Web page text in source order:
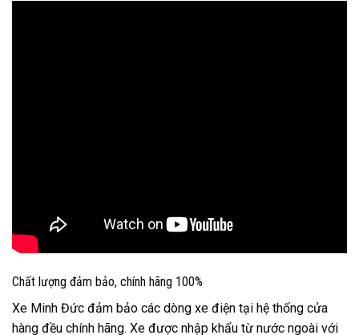
Chất lượng đảm bảo, chính hãng 100%
Xe Minh Đức đảm bảo các dòng xe điện tại hệ thống cửa
hàng đều chính hãng. Xe được nhập khẩu từ nước ngoài với